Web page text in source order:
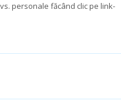
personale făcând clic pe link-